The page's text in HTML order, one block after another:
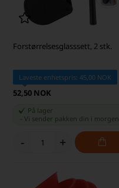
Forstørrelsesglasssett, 2 stk.
Laveste enhetspris: 45,00 NOK
52,50 NOK
På lager
-Vi sender pakken din i morgen
- +